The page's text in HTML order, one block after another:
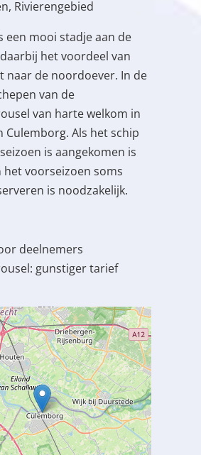
Rivierengebied
een mooi stadje aan de
het voordeel van
naar de noordoever. In de
van de
van harte welkom in
Culemborg. Als het schip
is aangekomen is
het voorseizoen soms
is noodzakelijk.
deelnemers
gunstiger tarief